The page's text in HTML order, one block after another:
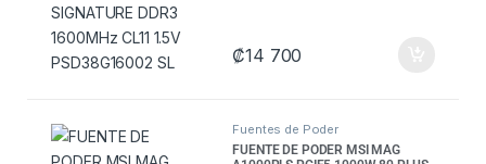
₡14 700
Fuentes de Poder
FUENTE DE PODER MSI MAG